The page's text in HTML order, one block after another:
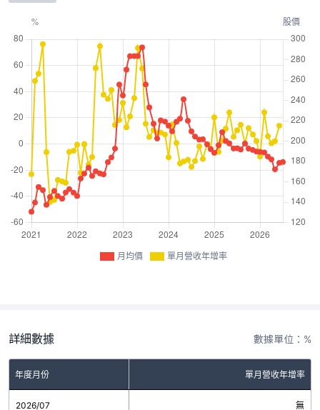
月均價 單月營收年增率
詳細數據 數據單位：%
年度月份 單月營收年增率
2026/07 無